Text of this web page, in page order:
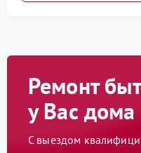
Ремонт
у Вас дома
С выездом